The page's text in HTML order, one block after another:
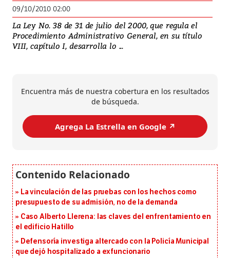
09/10/2010 02:00
La Ley No. 38 de 31 de julio del 2000, que regula el
Procedimiento Administrativo General, en su título
VIII, capítulo I, desarrolla lo ...
Encuentra más de nuestra cobertura en los resultados
de búsqueda.
Agrega La Estrella en Google ↗️
La vinculación de las pruebas con los hechos como
presupuesto de su admisión, no de la demanda
Caso Alberto Llerena: las claves del enfrentamiento en
el edificio Hatillo
Defensoría investiga altercado con la Policía Municipal
que dejó hospitalizado a exfuncionario